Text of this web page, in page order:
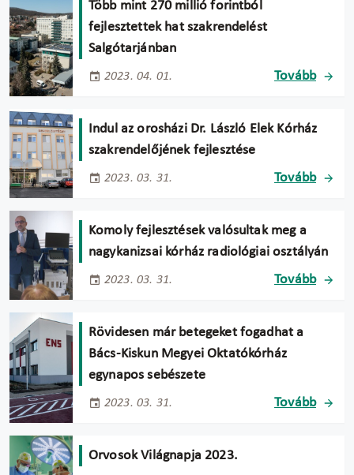
Több mint 270 millió forintból
fejlesztettek hat szakrendelést
Salgótarjánban
2023. 04. 01. Tovább
Indul az orosházi Dr. László Elek Kórház
szakrendelőjének fejlesztése
2023. 03. 31. Tovább
Komoly fejlesztések valósultak meg a
nagykanizsai kórház radiológiai osztályán
2023. 03. 31. Tovább
Rövidesen már betegeket fogadhat a
Bács-Kiskun Megyei Oktatókórház
egynapos sebészete
2023. 03. 31. Tovább
Orvosok Világnapja 2023.